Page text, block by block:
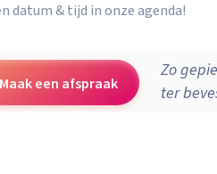
datum & tijd in onze agenda!
Maak een afspraak
Zo
ter